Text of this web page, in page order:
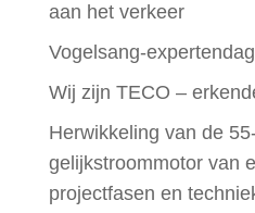
aan het verkeer
Vogelsang-
Wij zijn TECO –
Herwikkeling van de
gelijkstroommotor van
projectfasen en